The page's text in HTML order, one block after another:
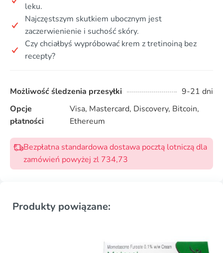
leku.
Najczęstszym skutkiem ubocznym jest
zaczerwienienie i suchość skóry.
Czy chciałbyś wypróbować krem z tretinoiną bez
recepty?
Możliwość śledzenia przesyłki
9-21 dni
Opcje
płatności
Visa, Mastercard, Discovery, Bitcoin,
Ethereum
Bezpłatna standardowa dostawa pocztą lotniczą dla
zamówień powyżej zl 734,73
Produkty powiązane: